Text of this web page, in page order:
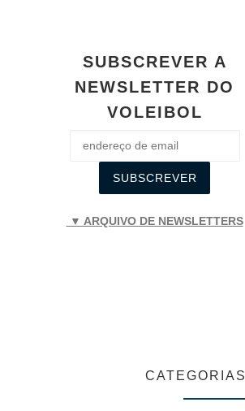
SUBSCREVER A
NEWSLETTER DO
VOLEIBOL
▼ ARQUIVO DE NEWSLETTERS
CATEGORIAS